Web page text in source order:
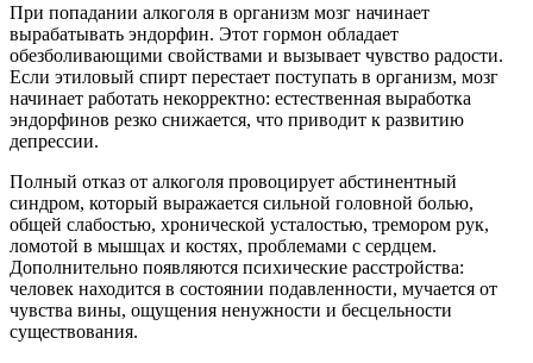
При попадании алкоголя в организм мозг начинает
вырабатывать эндорфин. Этот гормон обладает
обезболивающими свойствами и вызывает чувство радости.
Если этиловый спирт перестает поступать в организм, мозг
начинает работать некорректно: естественная выработка
эндорфинов резко снижается, что приводит к развитию
депрессии.
Полный отказ от алкоголя провоцирует абстинентный
синдром, который выражается сильной головной болью,
общей слабостью, хронической усталостью, тремором рук,
ломотой в мышцах и костях, проблемами с сердцем.
Дополнительно появляются психические расстройства:
человек находится в состоянии подавленности, мучается от
чувства вины, ощущения ненужности и бесцельности
существования.